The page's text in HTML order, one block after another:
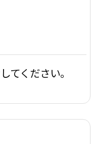
てください。